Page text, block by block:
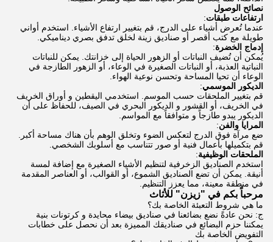
نصائح الوصول
ارتفاعات طبقات:
عندما تُعرض أشياء على الدرج، قم بتغيير ارتفاع الأشياء. استخدم أواني
طويلة مع كتب أقصر أو صناديق زينة لخلق تدفق بصري ديناميكي.
إدماج الخضرة:
يُمكن أن تُضيف النباتات أو الزهور الحياة إلى خزانتك. يمكن للنباتات
النباتية العذبة، أو النباتات الصغيرة في الوعاء، أو الزهور الطازجة في
الوعاء أن تحيا المساحة وتحسن نوعية الهواء.
الديكور الموسمي:
قم بتغيير الملحقات حسب الموسم. استخدمي اليقطين و أوراق الخريف
في الخريف، أو القشور و الديكور البحري في الصيف، للحفاظ على أن
الديكور يبدو طازجاً و متوافقاً مع المواسم.
المرايا والفن:
ضع مرآة فوق الدرج لتعكس الضوء وتخلق الوهم بأن هناك مساحة أكبر.
قم بتكميلها بأعمال فنية أو صور تتناسب مع أسلوبك الشخصي.
الملحقات الوظيفية:
استخدم الصناديق الزخرفية لتنظيم الأشياء الصغيرة مع إضافة لمسة
أنيقة. يمكن أن تضع الصناديق الشموع، أو القوالب، أو العناصر المقدمة
في منطقة معينة، مما يعزز التنظيم.
مرحباً بكم في "زيزن" للأثاث
ما هي شروط التعبئة الخاصة بك؟
ج: نحن عادةً نضع بضائعنا في صناديق بيضاء محايدة و كرتونات بنية
يمكننا حزم البضائع في صناديقك المميزة بعد أن نحصل على خطابات
التفويض الخاصة بك